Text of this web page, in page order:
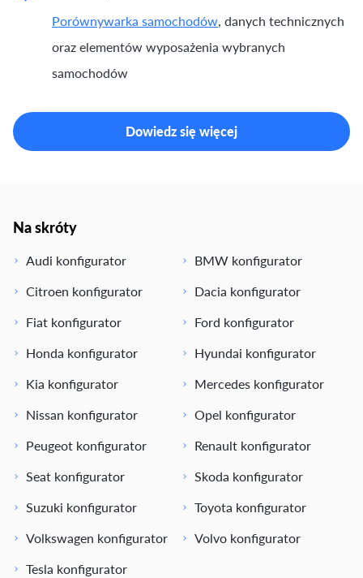
Porównywarka samochodów, danych technicznych
oraz elementów wyposażenia wybranych
samochodów
Dowiedz się więcej
Na skróty
Audi konfigurator
BMW konfigurator
Citroen konfigurator
Dacia konfigurator
Fiat konfigurator
Ford konfigurator
Honda konfigurator
Hyundai konfigurator
Kia konfigurator
Mercedes konfigurator
Nissan konfigurator
Opel konfigurator
Peugeot konfigurator
Renault konfigurator
Seat konfigurator
Skoda konfigurator
Suzuki konfigurator
Toyota konfigurator
Volkswagen konfigurator
Volvo konfigurator
Tesla konfigurator